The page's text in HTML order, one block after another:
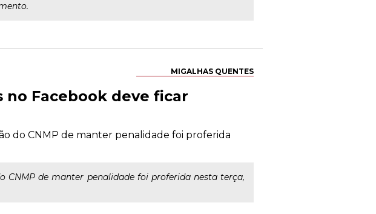
MIGALHAS QUENTES
Facebook deve ficar
do CNMP de manter penalidade foi proferida
CNMP de manter penalidade foi proferida nesta terça,